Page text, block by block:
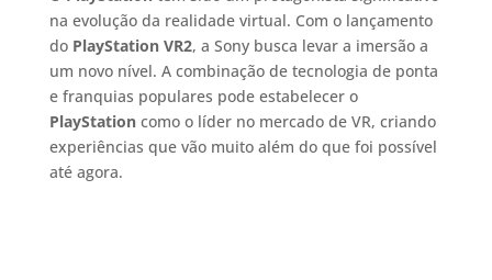
na evolução da realidade virtual. Com o lançamento
do PlayStation VR2, a Sony busca levar a imersão a
um novo nível. A combinação de tecnologia de ponta
e franquias populares pode estabelecer o
PlayStationcomo o líder no mercado de VR, criando
experiências que vão muito além do que foi possível
até agora.